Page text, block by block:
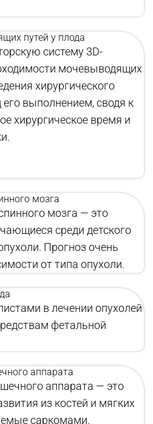
путей у плода
систему 3D-
мочевыводящих
хирургического
выполнением, сводя к
хирургическое время и
мозга
мозга — это
среди детского
Прогноз очень
от типа опухоли.
в лечении опухолей
фетальной
аппарата
аппарата — это
из костей и мягких
саркомами.